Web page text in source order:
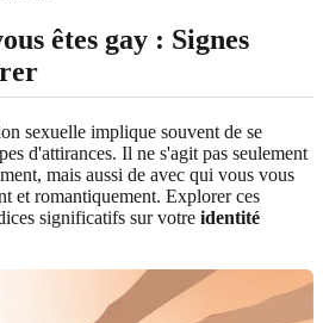
êtes gay : Signes
sexuelle implique souvent de se
d'attirances. Il ne s'agit pas seulement
mais aussi de avec qui vous vous
et romantiquement. Explorer ces
significatifs sur votre identité